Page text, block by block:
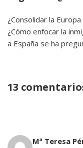
¿Consolidar la
¿Cómo enfocar la
a España se ha
13
Mª Teresa